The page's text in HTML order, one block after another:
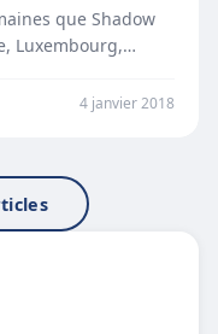
que Shadow
Luxembourg,
4 janvier 2018